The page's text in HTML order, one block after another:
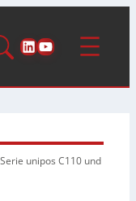
LinkedIn
YouTube
unipos C110 und